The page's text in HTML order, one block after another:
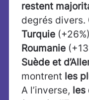
restent
degrés divers.
Turquie (+26%)
Roumanie
Suède et
montrent les
A l’inverse, les